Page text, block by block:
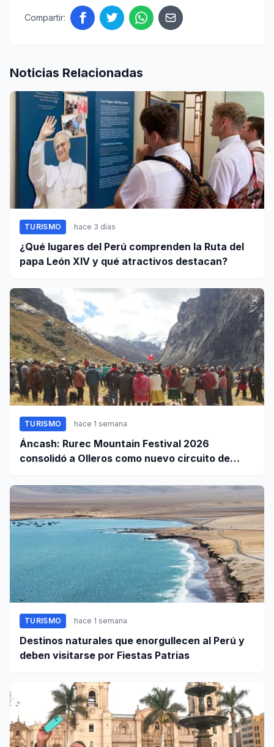
Compartir:
Noticias Relacionadas
TURISMO hace 3 días
¿Qué lugares del Perú comprenden la Ruta del
papa León XIV y qué atractivos destacan?
TURISMO hace 1 semana
Áncash: Rurec Mountain Festival 2026
consolidó a Olleros como nuevo circuito de
TURISMO hace 1 semana
Destinos naturales que enorgullecen al Perú y
deben visitarse por Fiestas Patrias